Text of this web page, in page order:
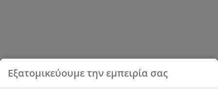
Εξατομικεύουμε την εμπειρία σας